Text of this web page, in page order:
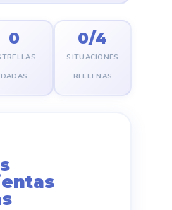
0
DADAS
0/4
SITUACIONES
RELLENAS